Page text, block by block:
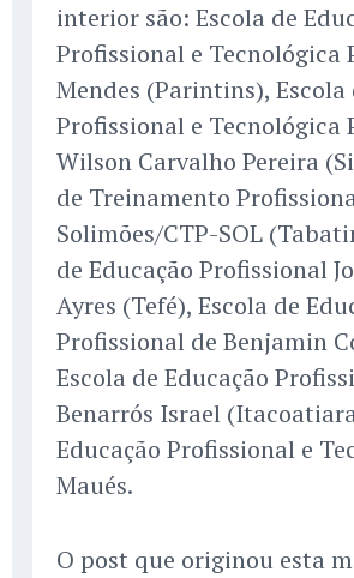
interior são: Escola de
Profissional e Tecnológica
Mendes (Parintins), Escola
Profissional e Tecnológica
Wilson Carvalho Pereira
de Treinamento
Solimões/CTP-SOL
de Educação Profissional
Ayres (Tefé), Escola de
Profissional de Benjamin
Escola de Educação
Benarrós Israel
Educação Profissional e
Maués.
O post que originou esta